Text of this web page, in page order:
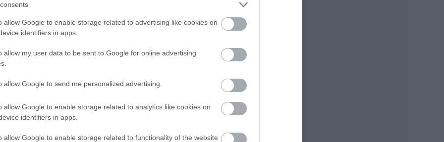
allow Google to enable storage related to advertising like cookies on
identifiers in apps.
allow my user data to be sent to Google for online advertising
allow Google to send me personalized advertising.
allow Google to enable storage related to analytics like cookies on
identifiers in apps.
allow Google to enable storage related to functionality of the website
fotói a képre kattintva tekinthetőek meg!
belenéz a lélek mélyén rejlő sötétebb régiókba, az
Az alkotók ajánlója így fogalmaz minderről: „
Az ismert
A közösséghez tartozás vágya az egyik
lehet. A magunkra hagyatottságtól való gyermeki
elől való menekülés sokszor útvesztőbe vezet. A
célja megtalálni a szerelmet, mely feloldja a főhős